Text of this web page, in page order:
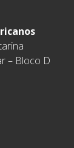
– Bloco D